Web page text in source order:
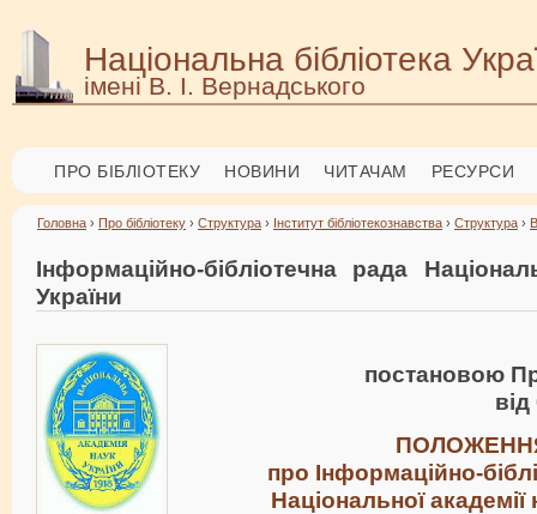
Національна бібліотека
імені В. І. Вернадського
ПРО БІБЛІОТЕКУ НОВИНИ ЧИТАЧАМ РЕСУРСИ
Головна › Про бібліотеку › Структура › Інститут бібліотекознавства › Структура ›
Інформаційно-бібліотечна рада
України
постановою
про Інформаційно-
Національної академії